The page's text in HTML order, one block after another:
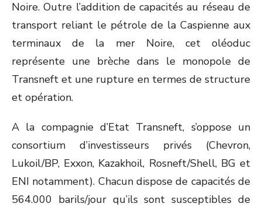
Noire. Outre l’addition de capacités au réseau de
transport reliant le pétrole de la Caspienne aux
terminaux de la mer Noire, cet oléoduc
représente une brèche dans le monopole de
Transneft et une rupture en termes de structure
et opération.
A la compagnie d’Etat Transneft, s’oppose un
consortium d’investisseurs privés (Chevron,
Lukoil/BP, Exxon, Kazakhoil, Rosneft/Shell, BG et
ENI notamment). Chacun dispose de capacités de
564.000 barils/jour qu’ils sont susceptibles de